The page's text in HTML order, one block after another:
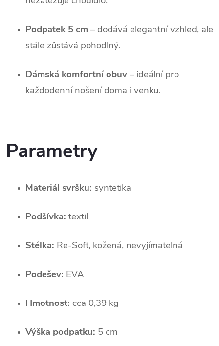
Podpatek 5 cm – dodává elegantní vzhled, ale
stále zůstává pohodlný.
Dámská komfortní obuv– ideální pro
každodenní nošení doma i venku.
Parametry
Materiál svršku: syntetika
Podšívka: textil
Stélka: Re-Soft, kožená, nevyjímatelná
Podešev: EVA
Hmotnost: cca 0,39 kg
Výška podpatku: 5 cm